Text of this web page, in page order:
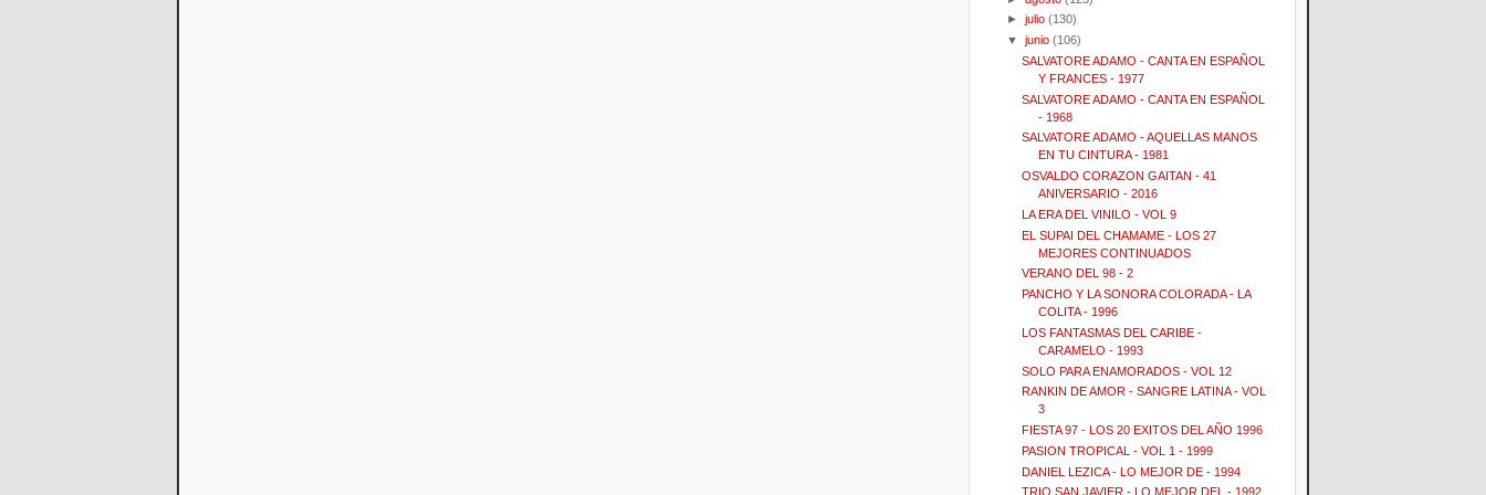
►julio (130)
▼junio (106)
SALVATORE ADAMO - CANTA EN ESPAÑOL
Y FRANCES - 1977
SALVATORE ADAMO - CANTA EN ESPAÑOL
- 1968
SALVATORE ADAMO - AQUELLAS MANOS
EN TU CINTURA - 1981
OSVALDO CORAZON GAITAN - 41
ANIVERSARIO - 2016
LA ERA DEL VINILO - VOL 9
EL SUPAI DEL CHAMAME - LOS 27
MEJORES CONTINUADOS
VERANO DEL 98 - 2
PANCHO Y LA SONORA COLORADA - LA
COLITA - 1996
LOS FANTASMAS DEL CARIBE -
CARAMELO - 1993
SOLO PARA ENAMORADOS - VOL 12
RANKIN DE AMOR - SANGRE LATINA - VOL
3
FIESTA 97 - LOS 20 EXITOS DEL AÑO 1996
PASION TROPICAL - VOL 1 - 1999
DANIEL LEZICA - LO MEJOR DE - 1994
TRIO SAN JAVIER - LO MEJOR DEL - 1992